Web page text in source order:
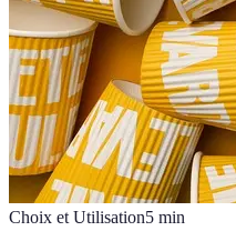
Choix et Utilisation5 min